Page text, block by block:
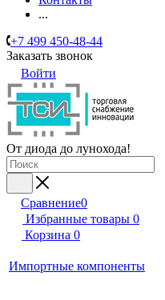
...
+7 499 450-48-44
Заказать звонок
Войти
От диода до лунохода!
Сравнение0
Избранные товары 0
Корзина 0
Импортные компоненты